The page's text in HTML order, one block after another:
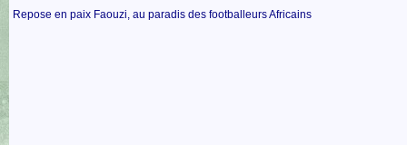
Repose en paix Faouzi, au paradis des footballeurs Africains